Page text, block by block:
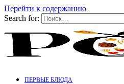
Перейти к содержанию
Search for:
ПЕРВЫЕ БЛЮДА